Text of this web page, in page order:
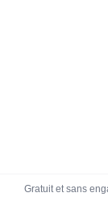
Gratuit et sans